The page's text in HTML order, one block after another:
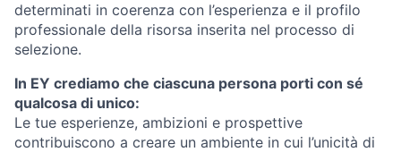
determinati in coerenza con l’esperienza e il profilo
professionale della risorsa inserita nel processo di
selezione.
In EY crediamo che ciascuna persona porti con sé
qualcosa di unico:
Le tue esperienze, ambizioni e prospettive
contribuiscono a creare un ambiente in cui l’unicità di